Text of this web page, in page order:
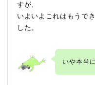
すが、
いよいよこれはもうで
した。
いや本当